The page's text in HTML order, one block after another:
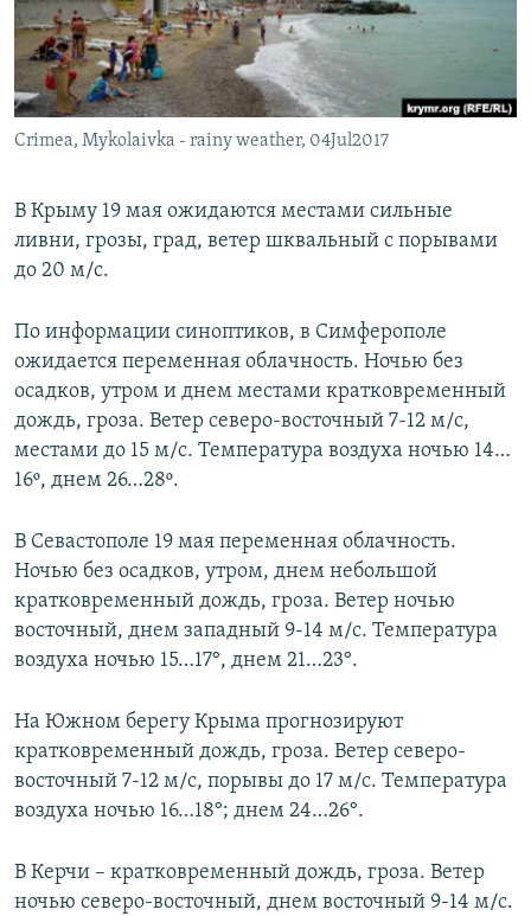
ПОБЕДИТЕЛЕЙ НЕ СУДЯТ?
КРЫМ.НЕПОКОРЕННЫЙ
ELIFBE
УКРАИНСКАЯ ПРОБЛЕМА КРЫМА
ПРИСОЕДИНЯЙТЕСЬ!
Crimea, Mykolaivka - rainy weather, 04Jul2017
В Крыму 19 мая ожидаются местами сильные
ливни, грозы, град, ветер шквальный с порывами
до 20 м/с.
По информации синоптиков, в Симферополе
ожидается переменная облачность. Ночью без
осадков, утром и днем местами кратковременный
дождь, гроза. Ветер северо-восточный 7-12 м/с,
местами до 15 м/с. Температура воздуха ночью 14…
16º, днем 26…28º.
В Севастополе 19 мая переменная облачность.
Ночью без осадков, утром, днем небольшой
кратковременный дождь, гроза. Ветер ночью
восточный, днем западный 9-14 м/с. Температура
воздуха ночью 15…17°, днем 21…23°.
На Южном берегу Крыма прогнозируют
кратковременный дождь, гроза. Ветер северо-
восточный 7-12 м/с, порывы до 17 м/с. Температура
воздуха ночью 16…18°; днем 24…26°.
В Керчи – кратковременный дождь, гроза. Ветер
ночью северо-восточный, днем восточный 9-14 м/с.